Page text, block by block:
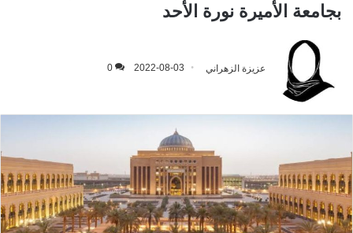
بجامعة الأميرة نورة الأحد
عزيزة الزهراني 2022-08-03
0